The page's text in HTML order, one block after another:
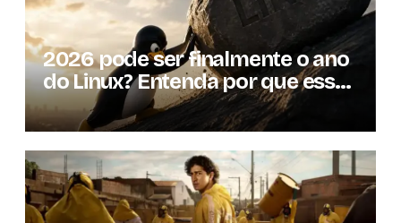
2026 pode ser finalmente o ano
do Linux? Entenda por que essa
previsão voltou à tona